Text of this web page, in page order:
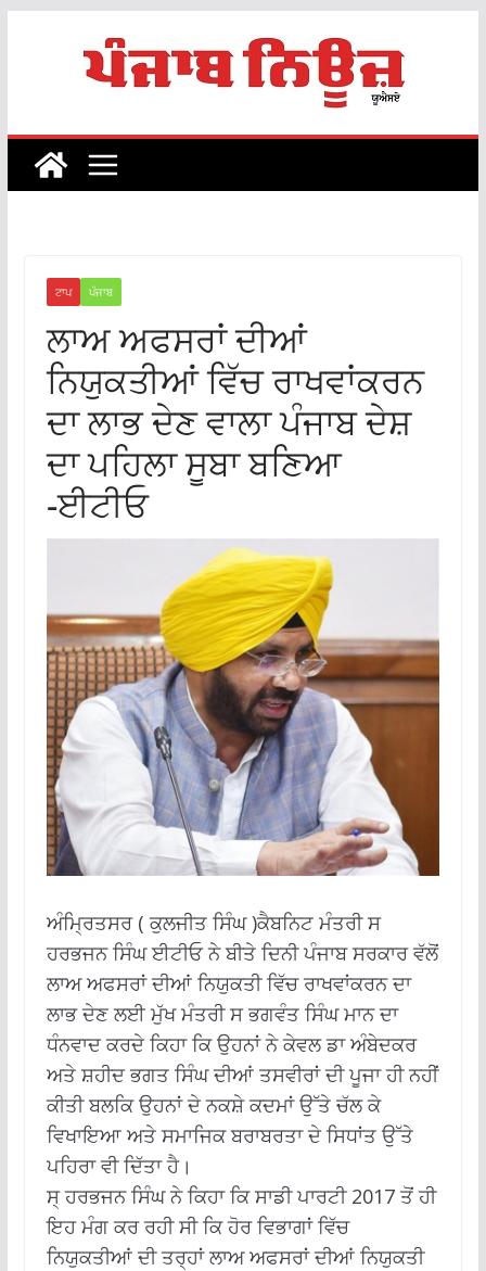
ਟਾਪ ਪੰਜਾਬ
ਲਾਅ ਅਫਸਰਾਂ ਦੀਆਂ
ਨਿਯੁਕਤੀਆਂ ਵਿੱਚ ਰਾਖਵਾਂਕਰਨ
ਦਾ ਲਾਭ ਦੇਣ ਵਾਲਾ ਪੰਜਾਬ ਦੇਸ਼
ਦਾ ਪਹਿਲਾ ਸੂਬਾ ਬਣਿਆ
-ਈਟੀਓ
ਅੰਮ੍ਰਿਤਸਰ ( ਕੁਲਜੀਤ ਸਿੰਘ )ਕੈਬਨਿਟ ਮੰਤਰੀ ਸ
ਹਰਭਜਨ ਸਿੰਘ ਈਟੀਓ ਨੇ ਬੀਤੇ ਦਿਨੀ ਪੰਜਾਬ ਸਰਕਾਰ ਵੱਲੋਂ
ਲਾਅ ਅਫਸਰਾਂ ਦੀਆਂ ਨਿਯੁਕਤੀ ਵਿੱਚ ਰਾਖਵਾਂਕਰਨ ਦਾ
ਲਾਭ ਦੇਣ ਲਈ ਮੁੱਖ ਮੰਤਰੀ ਸ ਭਗਵੰਤ ਸਿੰਘ ਮਾਨ ਦਾ
ਧੰਨਵਾਦ ਕਰਦੇ ਕਿਹਾ ਕਿ ਉਹਨਾਂ ਨੇ ਕੇਵਲ ਡਾ ਅੰਬੇਦਕਰ
ਅਤੇ ਸ਼ਹੀਦ ਭਗਤ ਸਿੰਘ ਦੀਆਂ ਤਸਵੀਰਾਂ ਦੀ ਪੂਜਾ ਹੀ ਨਹੀਂ
ਕੀਤੀ ਬਲਕਿ ਉਹਨਾਂ ਦੇ ਨਕਸ਼ੇ ਕਦਮਾਂ ਉੱਤੇ ਚੱਲ ਕੇ
ਵਿਖਾਇਆ ਅਤੇ ਸਮਾਜਿਕ ਬਰਾਬਰਤਾ ਦੇ ਸਿਧਾਂਤ ਉੱਤੇ
ਪਹਿਰਾ ਵੀ ਦਿੱਤਾ ਹੈ।
ਸ੍ ਹਰਭਜਨ ਸਿੰਘ ਨੇ ਕਿਹਾ ਕਿ ਸਾਡੀ ਪਾਰਟੀ 2017 ਤੋਂ ਹੀ
ਇਹ ਮੰਗ ਕਰ ਰਹੀ ਸੀ ਕਿ ਹੋਰ ਵਿਭਾਗਾਂ ਵਿੱਚ
ਨਿਯੁਕਤੀਆਂ ਦੀ ਤਰ੍ਹਾਂ ਲਾਅ ਅਫਸਰਾਂ ਦੀਆਂ ਨਿਯੁਕਤੀ